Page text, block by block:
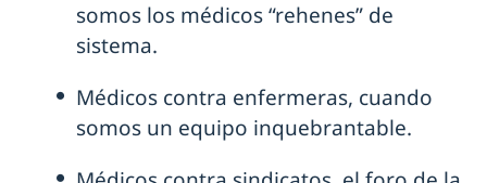
somos los médicos “rehenes” de
sistema.
Médicos contra enfermeras, cuando
somos un equipo inquebrantable.